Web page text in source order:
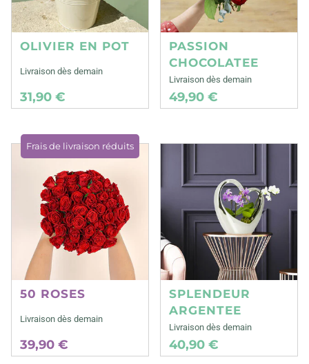
OLIVIER EN POT
Livraison dès demain
31,90 €
PASSION
CHOCOLATEE
Livraison dès demain
49,90 €
Frais de livraison réduits
50 ROSES
Livraison dès demain
39,90 €
SPLENDEUR
ARGENTEE
Livraison dès demain
40,90 €